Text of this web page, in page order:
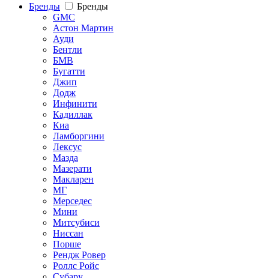
Бренды
Бренды
GMC
Астон Мартин
Ауди
Бентли
БМВ
Бугатти
Джип
Додж
Инфинити
Кадиллак
Киа
Ламборгини
Лексус
Мазда
Мазерати
Макларен
МГ
Мерседес
Мини
Митсубиси
Ниссан
Порше
Рендж Ровер
Роллс Ройс